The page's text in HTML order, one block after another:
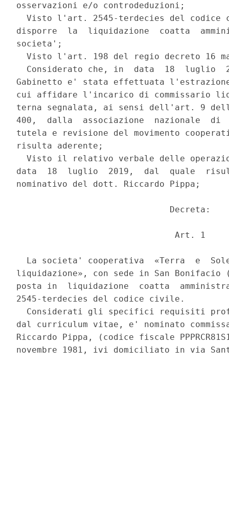
osservazioni e/o controdeduzioni;
Visto l'art. 2545-terdecies del codice
disporre  la  liquidazione  coatta
societa';
Visto l'art. 198 del regio decreto 16
Considerato che, in  data  18  luglio
Gabinetto e' stata effettuata
cui affidare l'incarico di commissario
terna segnalata, ai sensi dell'art. 9
400,  dalla  associazione  nazionale  di
tutela e revisione del movimento
risulta aderente;
Visto il relativo verbale delle
data  18  luglio  2019,  dal  quale
nominativo del dott. Riccardo Pippa;
                              Decreta:
                               Art. 1
La societa' cooperativa  «Terra  e
liquidazione», con sede in San
posta in  liquidazione  coatta
2545-terdecies del codice civile.
Considerati gli specifici requisiti
dal curriculum vitae, e' nominato
Riccardo Pippa, (codice fiscale